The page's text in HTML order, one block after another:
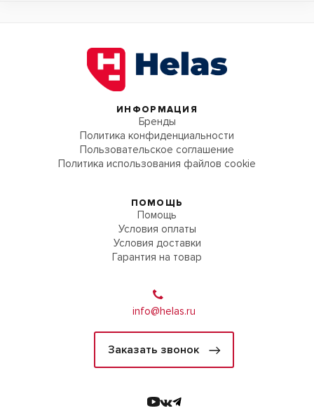
ИНФОРМАЦИЯ
Бренды
Политика конфиденциальности
Пользовательское соглашение
Политика использования файлов cookie
ПОМОЩЬ
Помощь
Условия оплаты
Условия доставки
Гарантия на товар
info@helas.ru
Заказать звонок